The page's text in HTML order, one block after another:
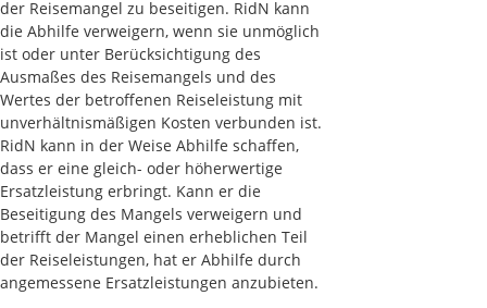
der Reisemangel zu beseitigen. RidN kann
die Abhilfe verweigern, wenn sie unmöglich
ist oder unter Berücksichtigung des
Ausmaßes des Reisemangels und des
Wertes der betroffenen Reiseleistung mit
unverhältnismäßigen Kosten verbunden ist.
RidN kann in der Weise Abhilfe schaffen,
dass er eine gleich- oder höherwertige
Ersatzleistung erbringt. Kann er die
Beseitigung des Mangels verweigern und
betrifft der Mangel einen erheblichen Teil
der Reiseleistungen, hat er Abhilfe durch
angemessene Ersatzleistungen anzubieten.